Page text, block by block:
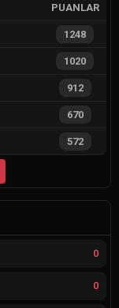
PUANLAR
1248
1020
912
670
572
0
0